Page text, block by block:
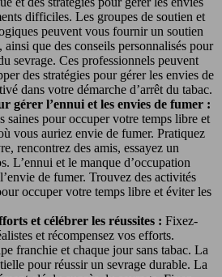
difficiles. Les groupes de soutien et
peuvent vous fournir un soutien
que des conseils personnalisés pour
sevrage. Ces professionnels peuvent
des stratégies pour gérer les envies de
dans votre démarche d’arrêt du tabac.
gérer l’ennui et les envies de fumer :
saines pour occuper votre temps libre et
vous auriez envie de fumer. Pratiquez
rencontrez des amis, essayez un
L’ennui et le manque d’occupation
de fumer. Trouvez des activités
occuper votre temps libre et éviter les
et célébrer les réussites : Fixez-
et récompensez vos efforts.
franchie et chaque jour sans tabac. La
pour réussir un sevrage durable. La